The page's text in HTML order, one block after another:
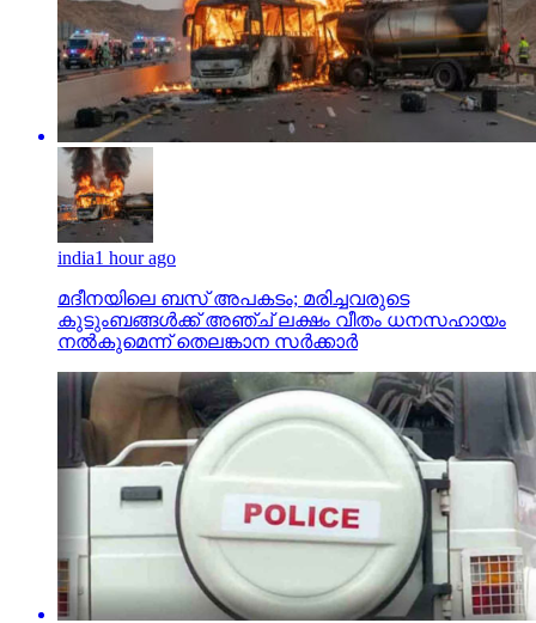
india1 hour ago
മദീനയിലെ ബസ് അപകടം; മരിച്ചവരുടെ
കുടുംബങ്ങള്‍ക്ക് അഞ്ച് ലക്ഷം വീതം ധനസഹായം
നല്‍കുമെന്ന് തെലങ്കാന സര്‍ക്കാര്‍